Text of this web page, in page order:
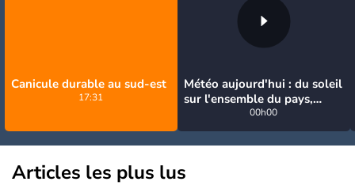
Canicule durable au sud-est
17:31
Météo aujourd'hui : du soleil
sur l'ensemble du pays,
jusqu'à 40°C au sud-est
00h00
Articles les plus lus